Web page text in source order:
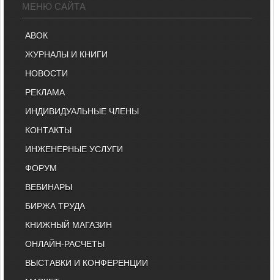
МЕНЮ САЙТА
АВОК
ЖУРНАЛЫ И КНИГИ
НОВОСТИ
РЕКЛАМА
ИНДИВИДУАЛЬНЫЕ ЧЛЕНЫ
КОНТАКТЫ
ИНЖЕНЕРНЫЕ УСЛУГИ
ФОРУМ
ВЕБИНАРЫ
БИРЖА ТРУДА
КНИЖНЫЙ МАГАЗИН
ОНЛАЙН-РАСЧЕТЫ
ВЫСТАВКИ И КОНФЕРЕНЦИИ